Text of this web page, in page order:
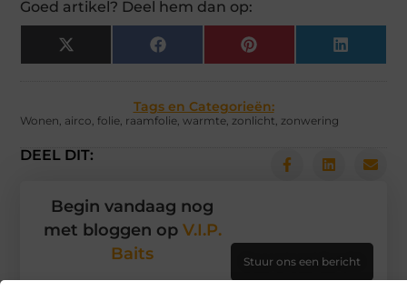
Goed artikel? Deel hem dan op:
X
(Twitter)
Facebook Pinterest LinkedIn
Tags en Categorieën:
Wonen, airco, folie, raamfolie,warmte,zonlicht,zonwering
DEEL DIT:
Begin vandaag nog
met bloggen op V.I.P.
Baits
Stuur ons een bericht